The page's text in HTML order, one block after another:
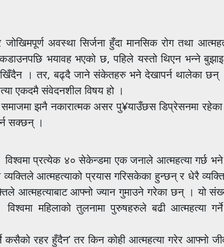
अवस्था सिर्जना हुँदा मानसिक रोग तथा
भयावह भएको छ, पहिले यस्तो थिएन भन्ने
। तर, बढ्दै जाने संकेतहरु भने देखापर्न थालेका छन्
एकदमै संवेदनशील विषय हो ।
झनै नकारात्मक असर पु¥याउँछस डिप्रेसनमा
सक्छन् ।
विश्वमा प्रत्येक ४० सेकेन्डमा एक जनाले आत्महत्या गर्छ
आत्महत्याको प्रयास गरिसकेका हुन्छन् र धेरै
आत्महत्याबाट आफ्नो ज्यान गुमाउने गरेका छन् । यो
महिलाको तुलनामा पुरुषहरुले बढी आत्महत्या
कसैको रहर हुँदैन’ तर किन कोही आत्महत्या गरेर आफ्नो